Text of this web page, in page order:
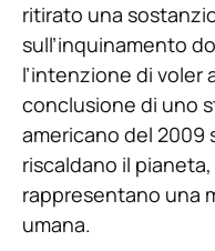
ritirato una
sull’inquinamento
l’intenzione di voler
conclusione di uno
americano del 2009
riscaldano il
rappresentano una
umana.